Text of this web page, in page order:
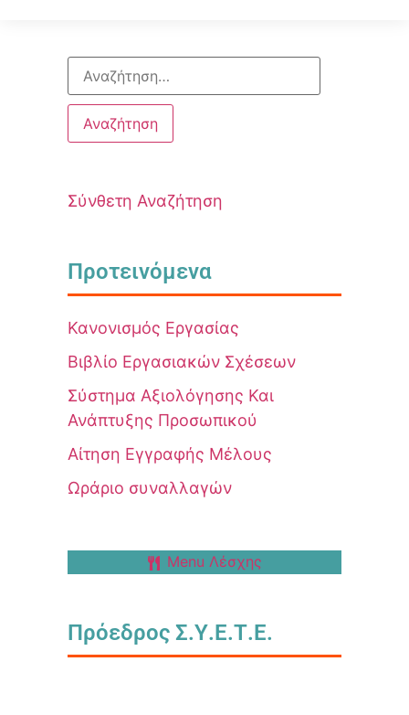
Σύνθετη Αναζήτηση
Προτεινόμενα
Κανονισμός Εργασίας
Βιβλίο Εργασιακών Σχέσεων
Σύστημα Αξιολόγησης Και
Ανάπτυξης Προσωπικού
Αίτηση Εγγραφής Μέλους
Ωράριο συναλλαγών
Menu Λέσχης
Πρόεδρος Σ.Υ.Ε.Τ.Ε.